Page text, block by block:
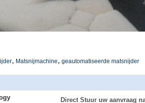
, Matsnijmachine, geautomatiseerde matsnijder
Direct Stuur uw aanvraag